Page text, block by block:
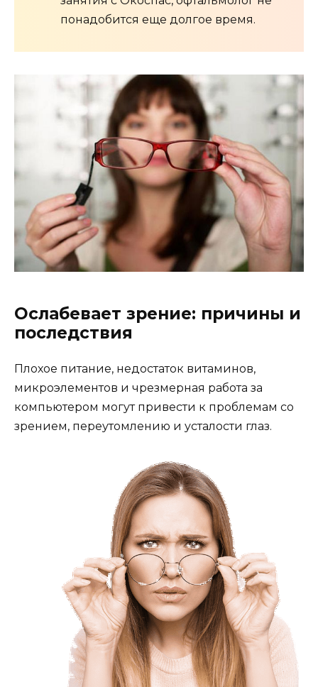
понадобится еще долгое время.
Ослабевает зрение: причины и
последствия
Плохое питание, недостаток витаминов,
микроэлементов и чрезмерная работа за
компьютером могут привести к проблемам со
зрением, переутомлению и усталости глаз.